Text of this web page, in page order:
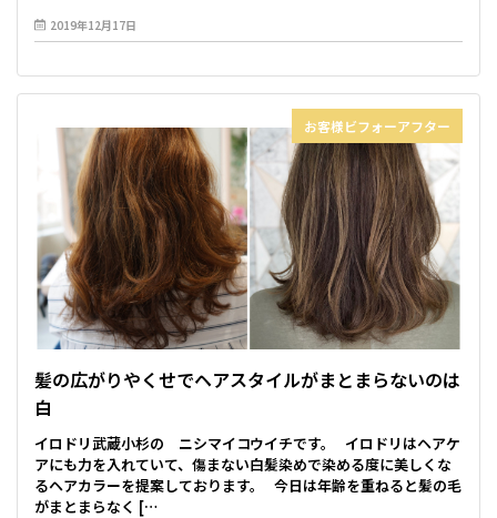
2019年12月17日
お客様ビフォーアフター
髪の広がりやくせでヘアスタイルがまとまらないのは
白
イロドリ武蔵小杉の ニシマイコウイチです。 イロドリはヘアケ
アにも力を入れていて、傷まない白髪染めで染める度に美しくな
るヘアカラーを提案しております。 今日は年齢を重ねると髪の毛
がまとまらなく […